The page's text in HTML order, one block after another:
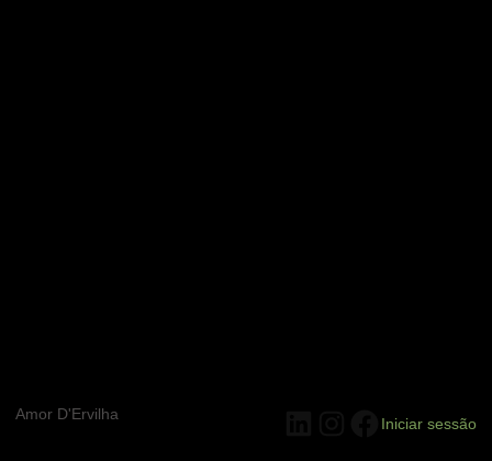
Amor D'Ervilha Instagram
Facebook
Iniciar sessão